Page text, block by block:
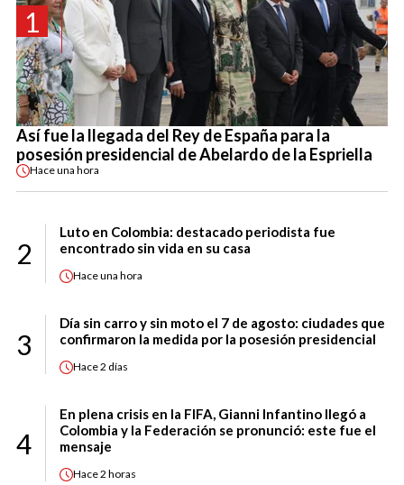
1
Así fue la llegada del Rey de España para la
posesión presidencial de Abelardo de la Espriella
Haceuna hora
2
Luto en Colombia: destacado periodista fue
encontrado sin vida en su casa
Haceuna hora
3
Día sin carro y sin moto el 7 de agosto: ciudades que
confirmaron la medida por la posesión presidencial
Hace2 días
4
En plena crisis en la FIFA, Gianni Infantino llegó a
Colombia y la Federación se pronunció: este fue el
mensaje
Hace2 horas